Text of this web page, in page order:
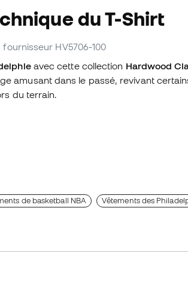
du T-Shirt
fournisseur HV5706-100
avec cette collection Hardwood
amusant dans le passé, revivant
du terrain.
de basketball NBA Vêtements des